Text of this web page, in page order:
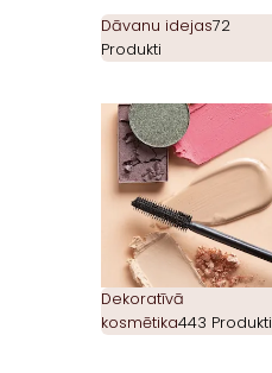
Dāvanu idejas72
Produkti
Dekoratīvā
kosmētika443 Produkti